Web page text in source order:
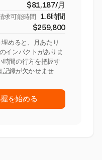
$81,187/月
求可能時間 1.6時間
$259,800
めると、月あたり
インパクトがありま
時間の行方を把握す
記録が欠かせませ
を始める